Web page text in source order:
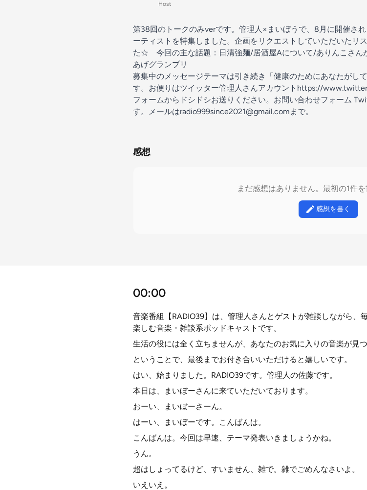
Host
第38回のトークのみverです。管理人×まいぼうで、8月に開催さ
ーティストを特集しました。企画をリクエストしていただいたリ
た☆ 今回の主な話題：日清強麺/居酒屋Aについて/ありんこさん
あげグランプリ
募集中のメッセージテーマは引き続き「健康のためにあなたがし
す。お便りはツイッター管理人さんアカウントhttps://
フォームからドシドシお送りください。お問い合わせフォーム
す。メールはradio999since2021@gmail.comまで。
感想
まだ感想はありません。最初の1件を
感想を書く
00:00
音楽番組【RADIO39】は、管理人さんとゲストが雑談しながら、
楽しむ音楽・雑談系ポッドキャストです。
生活の役には全く立ちませんが、あなたのお気に入りの音楽が見
ということで、最後までお付き合いいただけると嬉しいです。
はい、始まりました。RADIO39です。管理人の佐藤です。
本日は、まいぼーさんに来ていただいております。
おーい、まいぼーさーん。
はーい、まいぼーです。こんばんは。
こんばんは。今回は早速、テーマ発表いきましょうかね。
うん。
超はしょってるけど、すいません、雑で。雑でごめんなさいよ。
いえいえ。